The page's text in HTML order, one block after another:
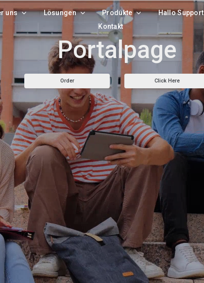
uns Lösungen Produkte Hallo Support
Kontakt
Click Here
Order
Portalpage